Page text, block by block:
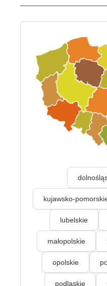
kujawsko-
lubelskie
małopolskie
opolskie
podlaskie